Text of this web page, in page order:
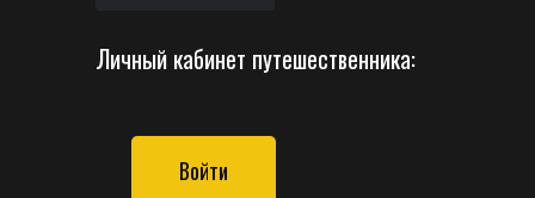
Личный кабинет путешественника:
Войти